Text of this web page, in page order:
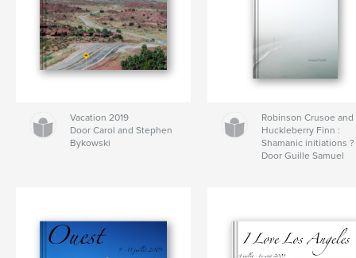
Vacation 2019
Door Carol and Stephen
Bykowski
Robinson Crusoe and
Huckleberry Finn :
Shamanic initiations ?
Door Guille Samuel